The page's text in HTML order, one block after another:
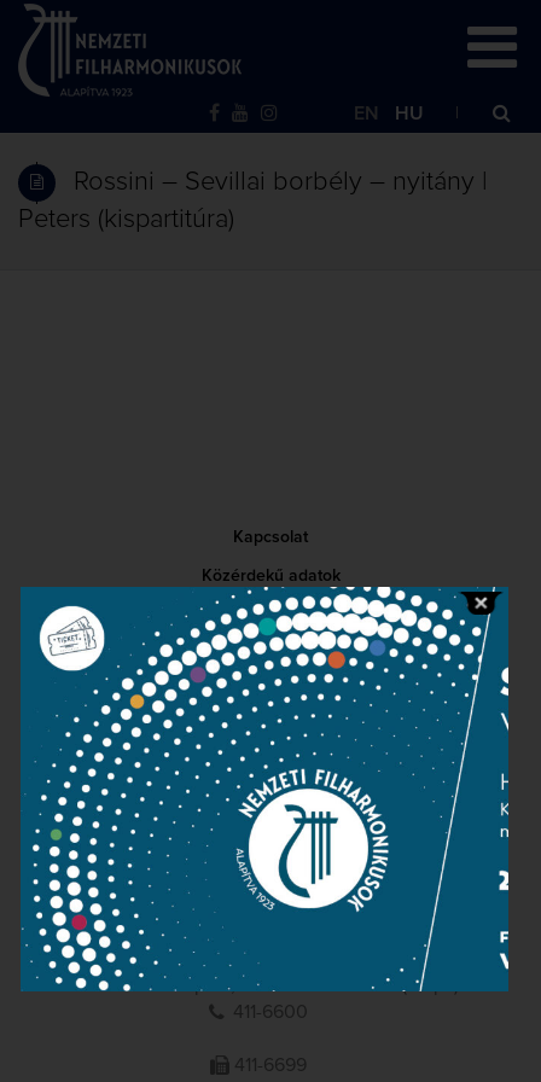
EN HU
Rossini – Sevillai borbély – nyitány |
Peters (kispartitúra)
Kapcsolat
Közérdekű adatok
Sajtószoba
Adatvédelem
Impresszum
NEMZETI
FILHARMONIKUSOK
1095 Budapest, Komor Marcell u. 1. (Müpa)
411-6600
411-6699